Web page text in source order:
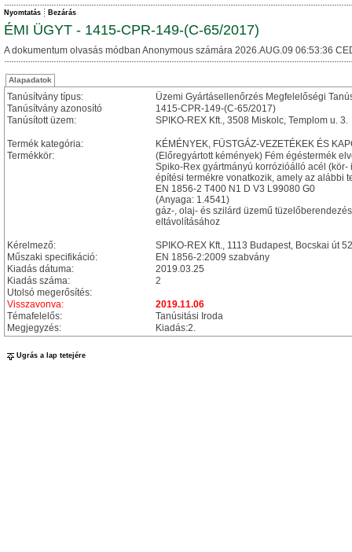
Nyomtatás Bezárás
ÉMI ÜGYT - 1415-CPR-149-(C-65/2017)
A dokumentum olvasás módban Anonymous számára 2026.AUG.09 06:53:36
Alapadatok
Tanúsítvány típus:
Üzemi Gyártásellenőrzés Megfelelőségi
Tanúsítvány azonosító
1415-CPR-149-(C-65/2017)
Tanúsított üzem:
SPIKO-REX Kft., 3508 Miskolc, Templom u. 3.
Termék kategória:
KÉMÉNYEK, FÜSTGÁZ-VEZETÉKEK ÉS
Termékkör:
(Előregyártott kémények) Fém égéstermék
Spiko-Rex gyártmányú korrózióálló acél
építési termékre vonatkozik, amely az alábbi
EN 1856-2 T400 N1 D V3 L99080 G0
(Anyaga: 1.4541)
gáz-, olaj- és szilárd üzemű
eltávolításához
Kérelmező:
SPIKO-REX Kft., 1113 Budapest, Bocskai út
Műszaki specifikáció:
EN 1856-2:2009 szabvány
Kiadás dátuma:
2019.03.25
Kiadás száma:
2
Utolsó megerősítés:
Visszavonva:
2019.11.06
Témafelelős:
Tanúsitási Iroda
Megjegyzés:
Kiadás:2.
Ugrás a lap tetejére